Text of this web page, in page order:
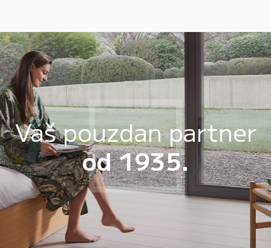
Vaš pouzdan partner
od 1935.